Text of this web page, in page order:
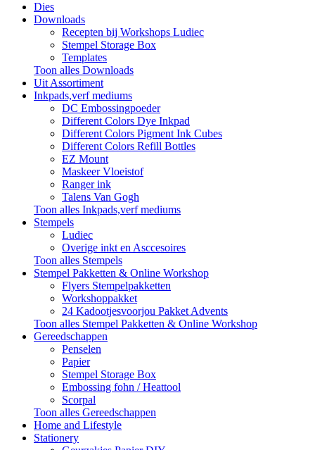
Dies
Downloads
Recepten bij Workshops Ludiec
Stempel Storage Box
Templates
Toon alles Downloads
Uit Assortiment
Inkpads,verf mediums
DC Embossingpoeder
Different Colors Dye Inkpad
Different Colors Pigment Ink Cubes
Different Colors Refill Bottles
EZ Mount
Maskeer Vloeistof
Ranger ink
Talens Van Gogh
Toon alles Inkpads,verf mediums
Stempels
Ludiec
Overige inkt en Asccesoires
Toon alles Stempels
Stempel Pakketten & Online Workshop
Flyers Stempelpakketten
Workshoppakket
24 Kadootjesvoorjou Pakket Advents
Toon alles Stempel Pakketten & Online Workshop
Gereedschappen
Penselen
Papier
Stempel Storage Box
Embossing fohn / Heattool
Scorpal
Toon alles Gereedschappen
Home and Lifestyle
Stationery